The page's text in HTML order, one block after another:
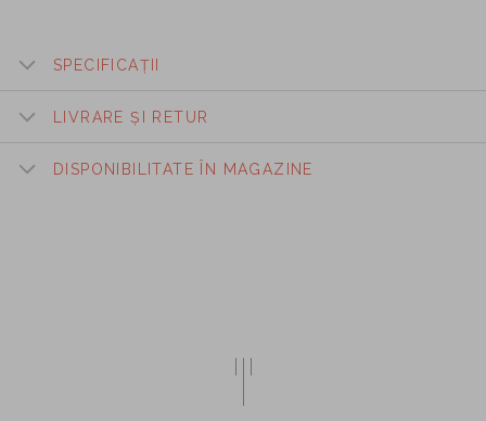
SPECIFICAȚII
LIVRARE ȘI RETUR
DISPONIBILITATE ÎN MAGAZINE